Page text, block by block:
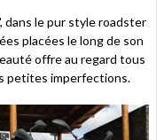
dans le pur style roadster
placées le long de son
offre au regard tous
petites imperfections.